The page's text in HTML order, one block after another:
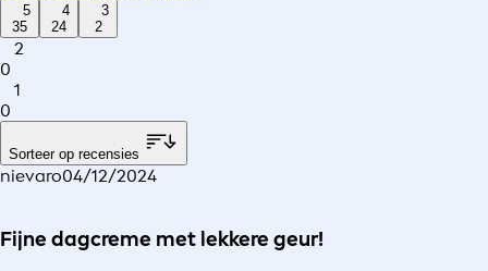
5
35
4
24
3
2
2
0
1
0
Sorteer op recensies
nievaro04/12/2024
Fijne dagcreme met lekkere geur!